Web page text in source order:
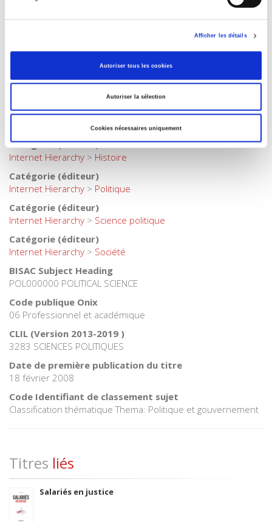
Afficher les détails
Autoriser tous les cookies
Autoriser la sélection
Cookies nécessaires uniquement
Catégorie (éditeur)
Agrégation Histoire
Catégorie (éditeur)
Science politique>
Catégorie (éditeur)
Domaines>Gouvernances
Catégorie (éditeur)
>Science politique>Politiques publiques
Catégorie (éditeur)
Internet Hierarchy > Histoire
Catégorie (éditeur)
Internet Hierarchy > Politique
Catégorie (éditeur)
Internet Hierarchy > Science politique
Catégorie (éditeur)
Internet Hierarchy > Société
BISAC Subject Heading
POL000000 POLITICAL SCIENCE
Code publique Onix
06 Professionnel et académique
CLIL (Version 2013-2019 )
3283 SCIENCES POLITIQUES
Date de première publication du titre
18 février 2008
Code Identifiant de classement sujet
Classification thématique Thema: Politique et gouvernement
Titres liés
Salariés en justice